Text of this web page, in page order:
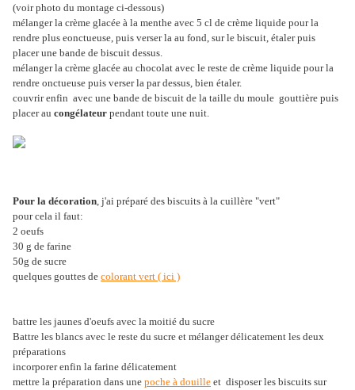
(voir photo du montage ci-dessous)
mélanger la crème glacée à la menthe avec 5 cl de crème liquide pour la
rendre plus eonctueuse, puis verser la au fond, sur le biscuit, étaler puis
placer une bande de biscuit dessus.
mélanger la crème glacée au chocolat avec le reste de crème liquide pour la
rendre onctueuse puis verser la par dessus, bien étaler.
couvrir enfin avec une bande de biscuit de la taille du moule gouttière puis
placer au congélateur pendant toute une nuit.
Pour la décoration, j'ai préparé des biscuits à la cuillère "vert"
pour cela il faut:
2 oeufs
30 g de farine
50g de sucre
quelques gouttes de colorant vert ( ici )
battre les jaunes d'oeufs avec la moitié du sucre
Battre les blancs avec le reste du sucre et mélanger délicatement les deux
préparations
incorporer enfin la farine délicatement
mettre la préparation dans une poche à douille et disposer les biscuits sur